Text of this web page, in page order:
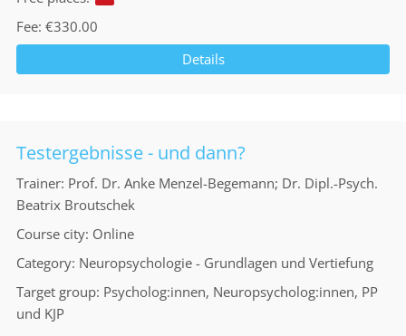
Fee €330.00
Details
Testergebnisse - und dann?
Trainer Prof. Dr. Anke Menzel-Begemann; Dr. Dipl.-Psych.
Beatrix Broutschek
Course city Online
Category Neuropsychologie - Grundlagen und Vertiefung
Target group Psycholog:innen, Neuropsycholog:innen, PP
und KJP